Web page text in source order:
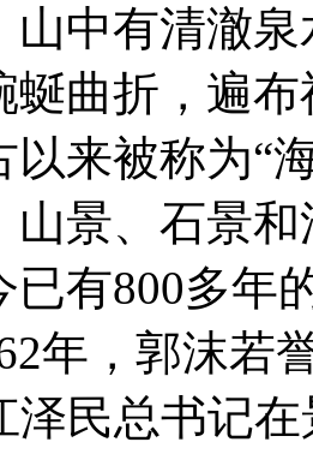
山中有清澈
蜒曲折，遍
以来被称为“
山景、石景
已有800多年
年，郭沫若
泽民总书记